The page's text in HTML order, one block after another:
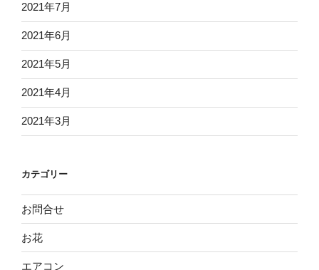
2021年7月
2021年6月
2021年5月
2021年4月
2021年3月
カテゴリー
お問合せ
お花
エアコン